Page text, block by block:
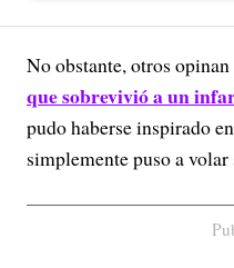
No obstante, otros
que sobrevivió a un
pudo haberse inspirado
simplemente puso a